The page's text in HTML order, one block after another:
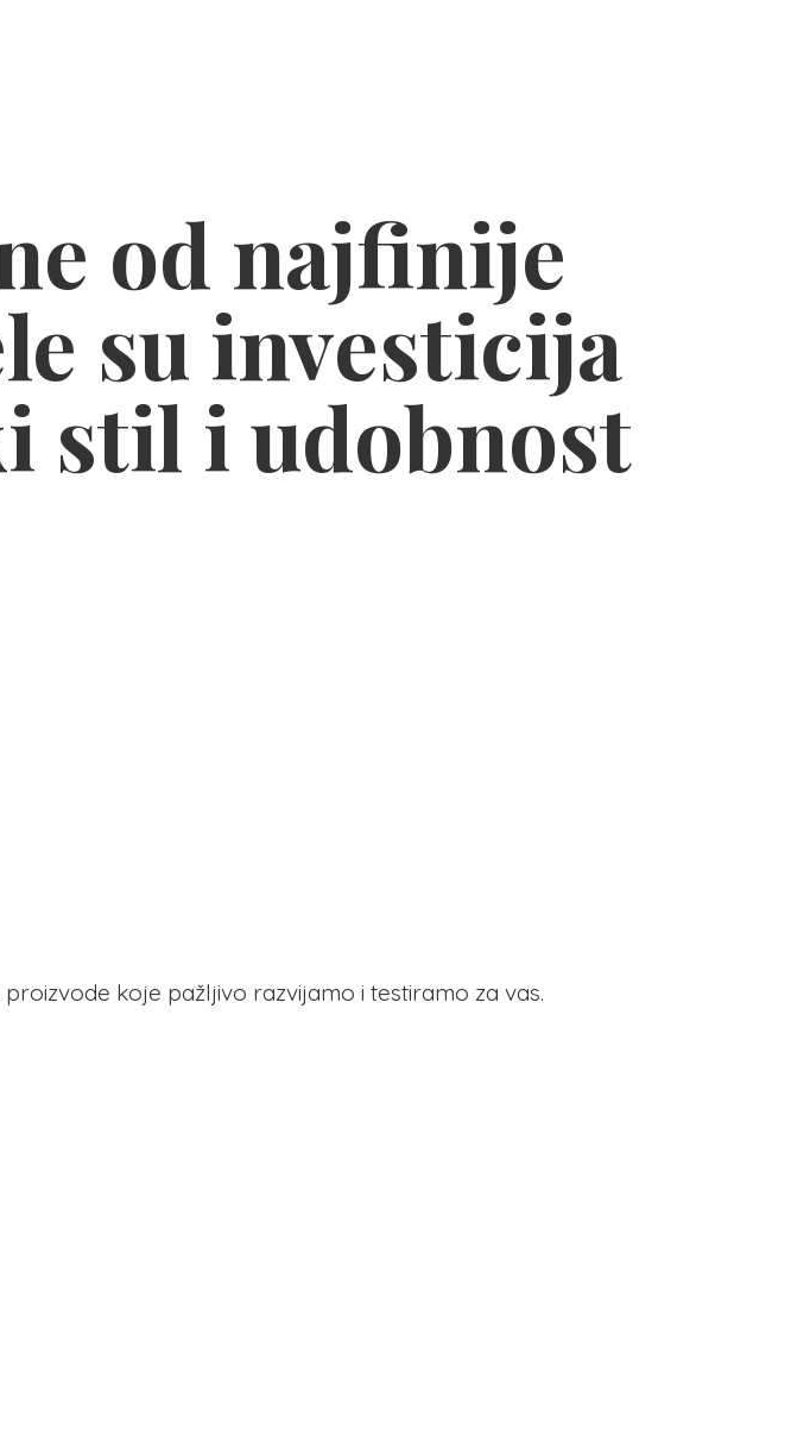
od najfinije
su investicija
stil i udobnost
koje pažljivo razvijamo i testiramo za vas.